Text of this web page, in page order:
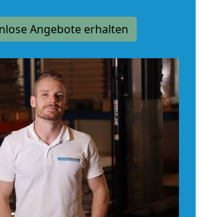
Angebote erhalten